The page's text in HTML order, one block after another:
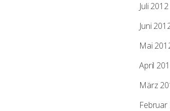
Juli 2012
Juni
Mai
April
März
Februar